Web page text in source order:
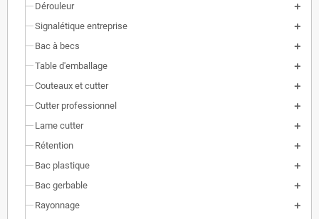
Dérouleur
Signalétique entreprise
Bac à becs
Table d'emballage
Couteaux et cutter
Cutter professionnel
Lame cutter
Rétention
Bac plastique
Bac gerbable
Rayonnage